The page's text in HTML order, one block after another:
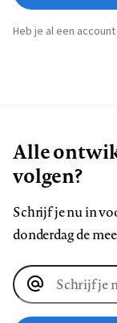
Heb je al een
Alle
volgen?
Schrijf je nu in
donderdag de
E-
mailadres